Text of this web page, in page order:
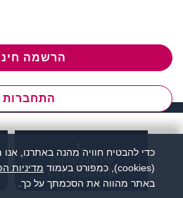
הרשמה
התחברות
שירות לקוחות:
077-5030670
כדי להבטיח חוויה מהנה באתרנו,
(cookies), כמפורט בעמוד
מדיניות
באתר מהווה את הסכמתך על כך.